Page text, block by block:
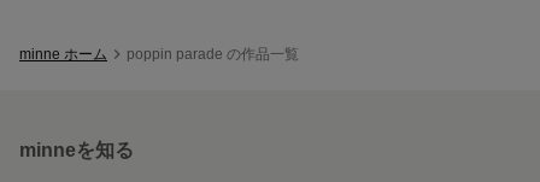
minne ホーム poppin parade の作品一覧
minneを知る